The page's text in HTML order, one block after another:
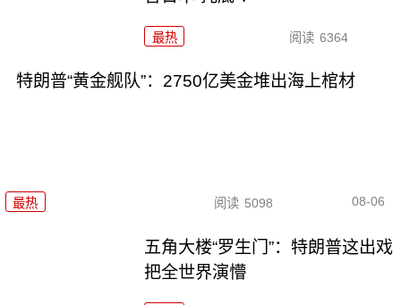
最热 阅读 6364
特朗普“黄金舰队”：2750亿美金堆出海上棺材
最热 阅读 5098 08-06
五角大楼“罗生门”：特朗普这出戏
把全世界演懵